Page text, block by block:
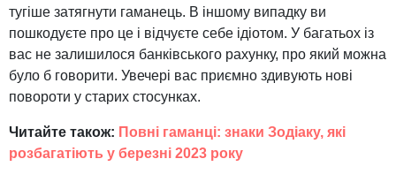
тугіше затягнути гаманець. В іншому випадку ви
пошкодуєте про це і відчуєте себе ідіотом. У багатьох із
вас не залишилося банківського рахунку, про який можна
було б говорити. Увечері вас приємно здивують нові
повороти у старих стосунках.
Читайте також: Повні гаманці: знаки Зодіаку, які
розбагатіють у березні 2023 року